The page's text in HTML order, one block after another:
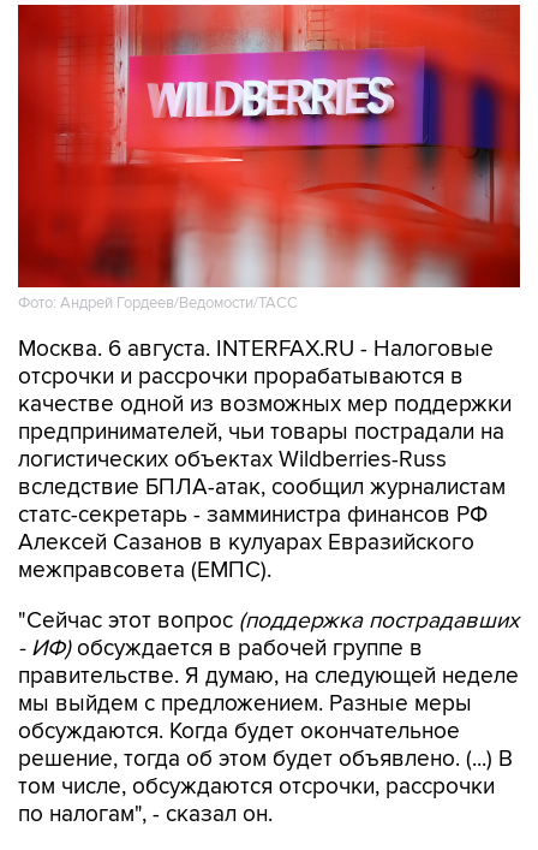
Фото: Андрей Гордеев/Ведомости/ТАСС
Москва. 6 августа. INTERFAX.RU - Налоговые
отсрочки и рассрочки прорабатываются в
качестве одной из возможных мер поддержки
предпринимателей, чьи товары пострадали на
логистических объектах Wildberries-Russ
вследствие БПЛА-атак, сообщил журналистам
статс-секретарь - замминистра финансов РФ
Алексей Сазанов в кулуарах Евразийского
межправсовета (ЕМПС).
"Сейчас этот вопрос (поддержка пострадавших
- ИФ)обсуждается в рабочей группе в
правительстве. Я думаю, на следующей неделе
мы выйдем с предложением. Разные меры
обсуждаются. Когда будет окончательное
решение, тогда об этом будет объявлено. (...) В
том числе, обсуждаются отсрочки, рассрочки
по налогам", - сказал он.